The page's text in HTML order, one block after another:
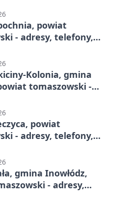
powiat
- adresy, telefony,
Kolonia, gmina
tomaszowski -
powiat
- adresy, telefony,
gmina Inowłódz,
- adresy,